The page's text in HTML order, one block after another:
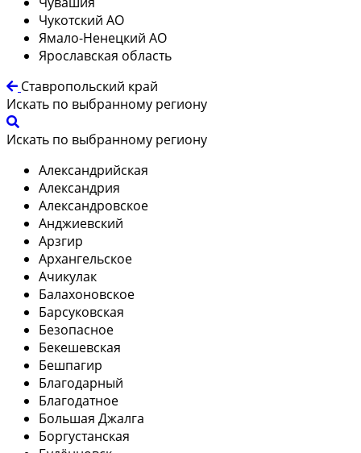
Чукотский АО
Ямало-Ненецкий АО
Ярославская область
Ставропольский край
Искать по выбранному региону
Искать по выбранному региону
Александрийская
Александрия
Александровское
Анджиевский
Арзгир
Архангельское
Ачикулак
Балахоновское
Барсуковская
Безопасное
Бекешевская
Бешпагир
Благодарный
Благодатное
Большая Джалга
Боргустанская